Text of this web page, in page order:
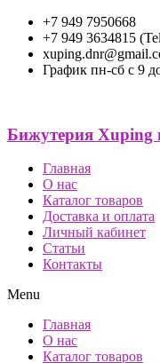
+7 949 7950668
+7 949 3634815
График пн-сб с 9
Бижутерия Xuping
Главная
О нас
Каталог товаров
Доставка и оплата
Личный кабинет
Статьи
Контакты
Menu
Главная
О нас
Каталог товаров